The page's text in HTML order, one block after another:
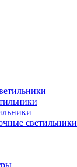
светильники